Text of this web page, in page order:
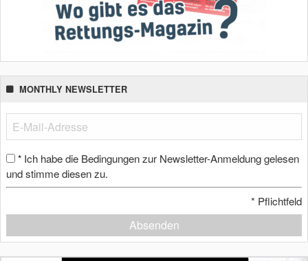
MONTHLY NEWSLETTER
* Ich habe die Bedingungen zur Newsletter-Anmeldung gelesen
und stimme diesen zu.
* Pflichtfeld
Absenden